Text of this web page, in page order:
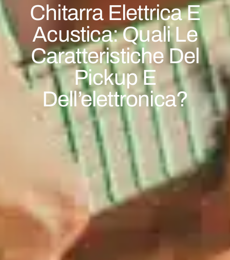
Chitarra Elettrica E
Acustica: Quali Le
Caratteristiche Del
Pickup E
Dell’elettronica?